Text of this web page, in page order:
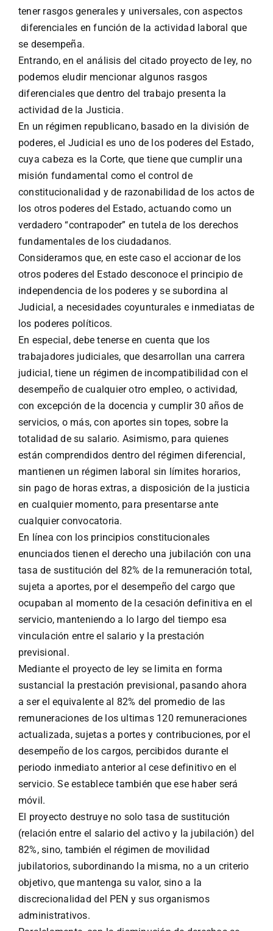
tener rasgos generales y universales, con aspectos
diferenciales en función de la actividad laboral que
se desempeña.
Entrando, en el análisis del citado proyecto de ley, no
podemos eludir mencionar algunos rasgos
diferenciales que dentro del trabajo presenta la
actividad de la Justicia.
En un régimen republicano, basado en la división de
poderes, el Judicial es uno de los poderes del Estado,
cuya cabeza es la Corte, que tiene que cumplir una
misión fundamental como el control de
constitucionalidad y de razonabilidad de los actos de
los otros poderes del Estado, actuando como un
verdadero “contrapoder” en tutela de los derechos
fundamentales de los ciudadanos.
Consideramos que, en este caso el accionar de los
otros poderes del Estado desconoce el principio de
independencia de los poderes y se subordina al
Judicial, a necesidades coyunturales e inmediatas de
los poderes políticos.
En especial, debe tenerse en cuenta que los
trabajadores judiciales, que desarrollan una carrera
judicial, tiene un régimen de incompatibilidad con el
desempeño de cualquier otro empleo, o actividad,
con excepción de la docencia y cumplir 30 años de
servicios, o más, con aportes sin topes, sobre la
totalidad de su salario. Asimismo, para quienes
están comprendidos dentro del régimen diferencial,
mantienen un régimen laboral sin límites horarios,
sin pago de horas extras, a disposición de la justicia
en cualquier momento, para presentarse ante
cualquier convocatoria.
En línea con los principios constitucionales
enunciados tienen el derecho una jubilación con una
tasa de sustitución del 82% de la remuneración total,
sujeta a aportes, por el desempeño del cargo que
ocupaban al momento de la cesación definitiva en el
servicio, manteniendo a lo largo del tiempo esa
vinculación entre el salario y la prestación
previsional.
Mediante el proyecto de ley se limita en forma
sustancial la prestación previsional, pasando ahora
a ser el equivalente al 82% del promedio de las
remuneraciones de los ultimas 120 remuneraciones
actualizada, sujetas a portes y contribuciones, por el
desempeño de los cargos, percibidos durante el
periodo inmediato anterior al cese definitivo en el
servicio. Se establece también que ese haber será
móvil.
El proyecto destruye no solo tasa de sustitución
(relación entre el salario del activo y la jubilación) del
82%, sino, también el régimen de movilidad
jubilatorios, subordinando la misma, no a un criterio
objetivo, que mantenga su valor, sino a la
discrecionalidad del PEN y sus organismos
administrativos.